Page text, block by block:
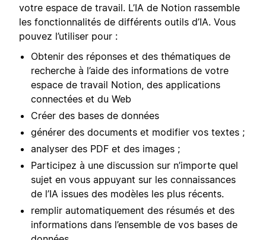
votre espace de travail. L’IA de Notion rassemble
les fonctionnalités de différents outils d’IA. Vous
pouvez l’utiliser pour :
Obtenir des réponses et des thématiques de
recherche à l’aide des informations de votre
espace de travail Notion, des applications
connectées et du Web
Créer des bases de données
générer des documents et modifier vos textes ;
analyser des PDF et des images ;
Participez à une discussion sur n’importe quel
sujet en vous appuyant sur les connaissances
de l’IA issues des modèles les plus récents.
remplir automatiquement des résumés et des
informations dans l’ensemble de vos bases de